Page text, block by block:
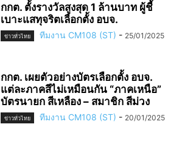
กกต. ตั้งรางวัลสูงสุด 1 ล้านบาท ผู้ชี้
เบาะแสทุจริตเลือกตั้ง อบจ.
ข่าวทั่วไทย ทีมงาน CM108 (ST) - 25/01/2025
กกต. เผยตัวอย่างบัตรเลือกตั้ง อบจ.
แต่ละภาคสีไม่เหมือนกัน “ภาคเหนือ”
บัตรนายก สีเหลือง – สมาชิก สีม่วง
ข่าวทั่วไทย ทีมงาน CM108 (ST) - 20/01/2025